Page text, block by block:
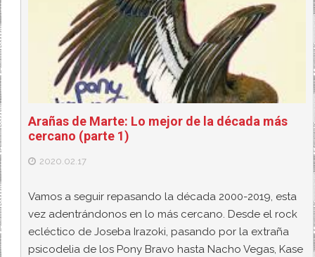
Arañas de Marte: Lo mejor de la década más
cercano (parte 1)
2020.02.17
Vamos a seguir repasando la década 2000-2019, esta
vez adentrándonos en lo más cercano. Desde el rock
ecléctico de Joseba Irazoki, pasando por la extraña
psicodelia de los Pony Bravo hasta Nacho Vegas, Kase